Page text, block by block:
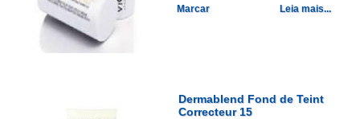
Marcar
Leia mais...
Dermablend Fond de Teint
Correcteur 15